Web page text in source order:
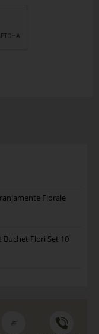
Florale
Flori Set 10